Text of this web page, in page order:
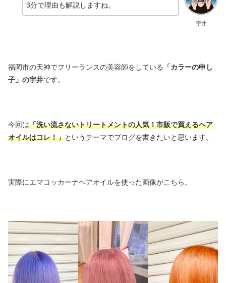
宇井
3分で理由も解説しますね。
福岡市の天神でフリーランスの美容師をしている
「カラーの申し
子」の宇井です。
今回は「洗い流さないトリートメントの人気！市販で買えるヘア
オイルはコレ！」というテーマでブログを書きたいと思います。
実際にエマコッカーナヘアオイルを使った画像がこちら。